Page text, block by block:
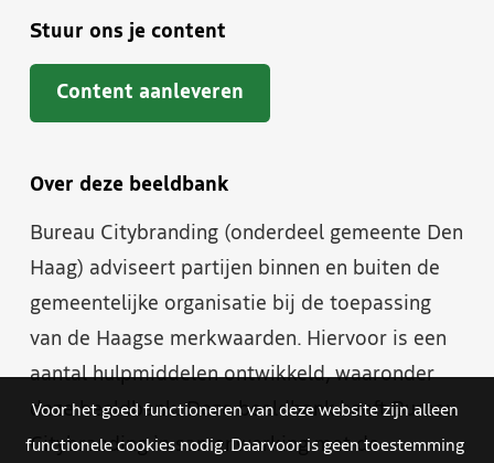
Stuur ons je content
Content aanleveren
Over deze beeldbank
Bureau Citybranding (onderdeel gemeente Den
Haag) adviseert partijen binnen en buiten de
gemeentelijke organisatie bij de toepassing
van de Haagse merkwaarden. Hiervoor is een
aantal hulpmiddelen ontwikkeld, waaronder
deze beeldbank. Deze beeldbank heeft Bureau
Citybranding in samenwerking met de
Voor het goed functioneren van deze website zijn alleen
functionele cookies nodig. Daarvoor is geen toestemming